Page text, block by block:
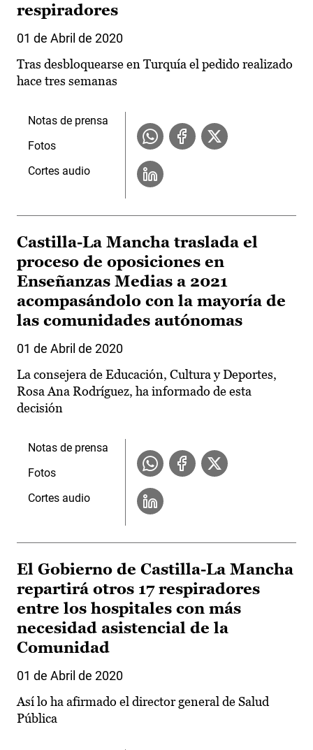
respiradores
01 de Abril de 2020
Tras desbloquearse en Turquía el pedido realizado
hace tres semanas
Notas de prensa
Fotos
Cortes audio
Castilla-La Mancha traslada el
proceso de oposiciones en
Enseñanzas Medias a 2021
acompasándolo con la mayoría de
las comunidades autónomas
01 de Abril de 2020
La consejera de Educación, Cultura y Deportes,
Rosa Ana Rodríguez, ha informado de esta
decisión
Notas de prensa
Fotos
Cortes audio
El Gobierno de Castilla-La Mancha
repartirá otros 17 respiradores
entre los hospitales con más
necesidad asistencial de la
Comunidad
01 de Abril de 2020
Así lo ha afirmado el director general de Salud
Pública